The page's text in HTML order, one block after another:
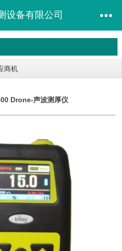
设备有限公司
商机
Drone-声波测厚仪